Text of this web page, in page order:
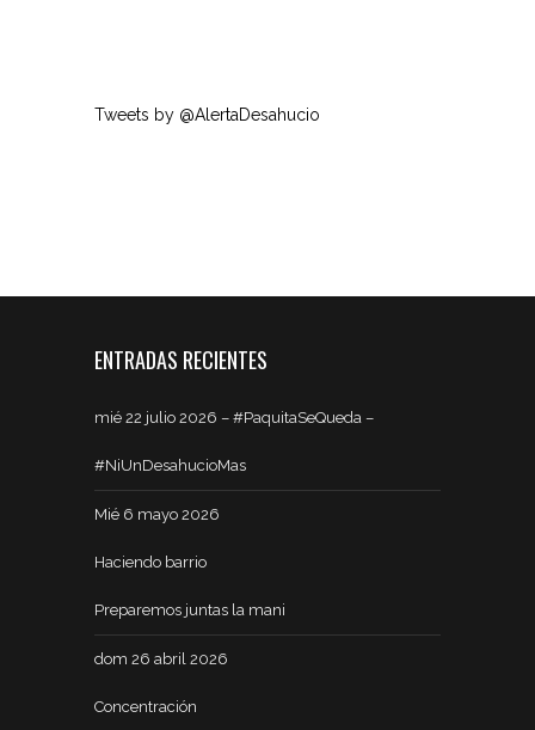
Tweets by @AlertaDesahucio
ENTRADAS RECIENTES
mié 22 julio 2026 – #PaquitaSeQueda –
#NiUnDesahucioMas
Mié 6 mayo 2026
Haciendo barrio
Preparemos juntas la mani
dom 26 abril 2026
Concentración